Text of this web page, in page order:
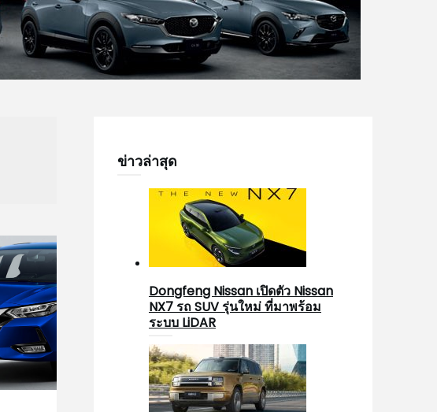
ข่าวล่าสุด
Dongfeng Nissan เปิดตัว Nissan
NX7 รถ SUV รุ่นใหม่ ที่มาพร้อม
ระบบ LiDAR